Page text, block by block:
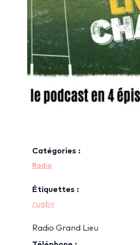
Catégories :
Radio
Étiquettes :
rugby
Radio Grand Lieu